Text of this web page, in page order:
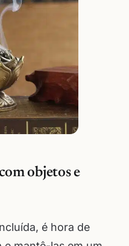
objetos e
é hora de